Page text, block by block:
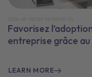
Favorisez
entreprise grâce
LEARN MORE